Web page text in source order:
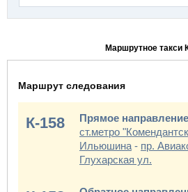
Маршрутное такси
Маршрут следования
К-158
Прямое
ст.метро
Ильюшина - пр.
Глухарская ул.